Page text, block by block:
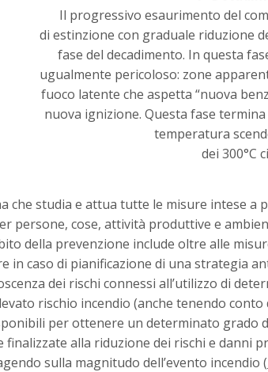
Il progressivo esaurimento del
di estinzione con graduale riduzione
fase del decadimento. In questa
ugualmente pericoloso: zone
fuoco latente che aspetta “nuova
nuova ignizione. Questa fase
temperatura
dei 300°C
che studia e attua tutte le misure intese a
persone, cose, attività produttive e
della prevenzione include oltre alle
caso di pianificazione di una strategia
dei rischi connessi all’utilizzo di
rischio incendio (anche tenendo
per ottenere un determinato grado
finalizzate alla riduzione dei rischi e danni
sulla magnitudo dell’evento incendio (